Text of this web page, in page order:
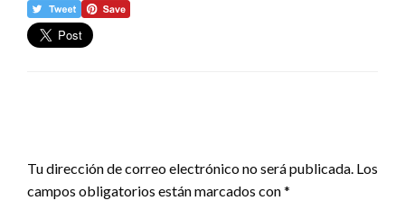
Tu dirección de correo electrónico no será publicada. Los
campos obligatorios están marcados con*